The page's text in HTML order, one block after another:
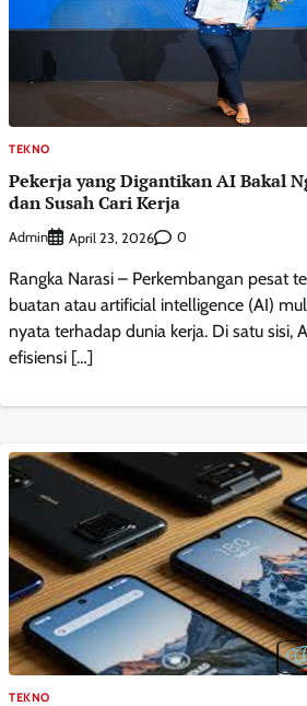
TEKNO
Pekerja yang Digantikan AI Bakal
dan Susah Cari Kerja
Admin April 23, 2026 0
Rangka Narasi – Perkembangan pesat
buatan atau artificial intelligence (AI)
nyata terhadap dunia kerja. Di satu sisi,
efisiensi […]
TEKNO